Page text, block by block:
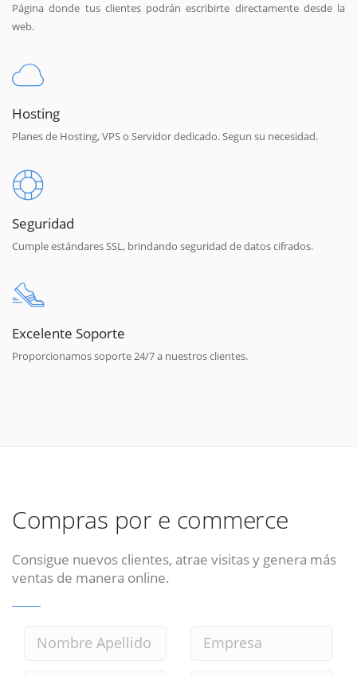
Página donde tus clientes podrán escribirte directamente desde la
web.
Hosting
Planes de Hosting, VPS o Servidor dedicado. Segun su necesidad.
Seguridad
Cumple estándares SSL, brindando seguridad de datos cifrados.
Excelente Soporte
Proporcionamos soporte 24/7 a nuestros clientes.
Compras por e commerce
Consigue nuevos clientes, atrae visitas y genera más
ventas de manera online.